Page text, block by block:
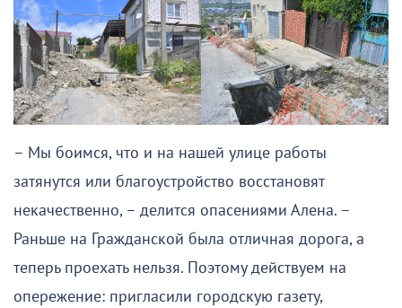
– Мы боимся, что и на нашей улице работы
затянутся или благоустройство восстановят
некачественно, – делится опасениями Алена. –
Раньше на Гражданской была отличная дорога, а
теперь проехать нельзя. Поэтому действуем на
опережение: пригласили городскую газету,